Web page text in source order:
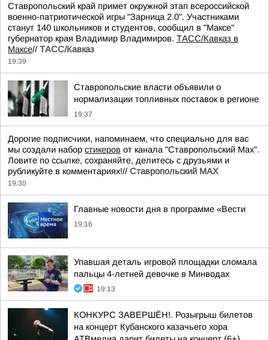
Ставропольский край примет окружной этап всероссийской
военно-патриотической игры "Зарница 2.0". Участниками
станут 140 школьников и студентов, сообщил в "Максе"
губернатор края Владимир Владимиров. ТАСС/Кавказ в
Максе// ТАСС/Кавказ
19:39
Ставропольские власти объявили о
нормализации топливных поставок в регионе
19:37
Дорогие подписчики, напоминаем, что специально для вас
мы создали набор стикеров от канала "Ставропольский Max".
Ловите по ссылке, сохраняйте, делитесь с друзьями и
рубликуйте в комментариях!// Ставропольский MAX
19:30
Главные новости дня в программе «Вести
19:16
Упавшая деталь игровой площадки сломала
пальцы 4-летней девочке в Минводах
19:13
КОНКУРС ЗАВЕРШЁН!. Розыгрыш билетов
на концерт Кубанского казачьего хора